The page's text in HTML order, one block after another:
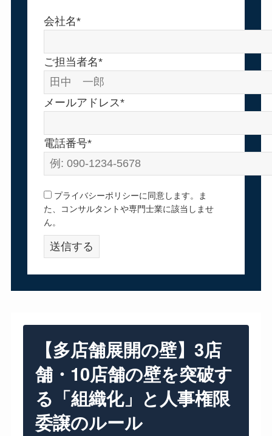
会社名*
ご担当者名*
メールアドレス*
電話番号*
プライバシーポリシーに同意します。ま
た、コンサルタントや専門士業に該当しませ
ん。
【多店舗展開の壁】3店
舗・10店舗の壁を突破す
る「組織化」と人事権限
委譲のルール